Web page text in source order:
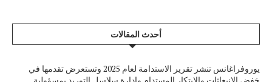
أحدث المقالات
يوروفراغانس تنشر تقرير الاستدامة لعام 2025 وتستعرض تقدمها في